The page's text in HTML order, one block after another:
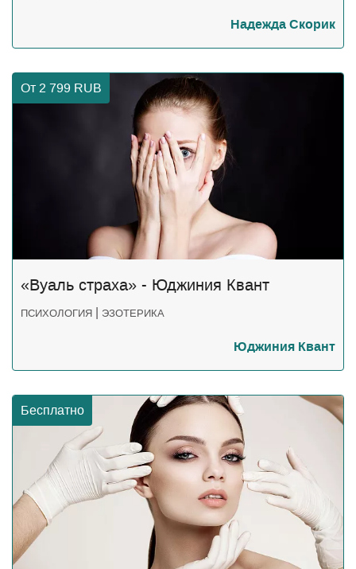
Надежда Скорик
От 2 799 RUB
«Вуаль страха» - Юджиния Квант
ПСИХОЛОГИЯ | ЭЗОТЕРИКА
Юджиния Квант
Бесплатно